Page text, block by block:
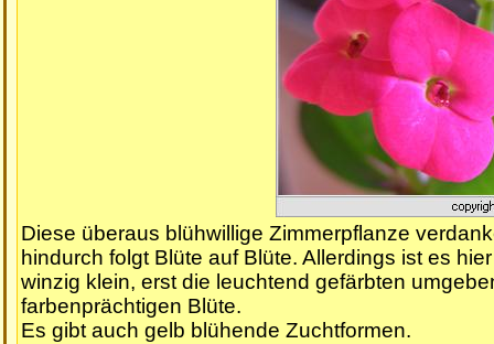
Diese überaus blühwillige Zimmerpflanze
hindurch folgt Blüte auf Blüte. Allerdings ist es
winzig klein, erst die leuchtend gefärbten
farbenprächtigen Blüte.
Es gibt auch gelb blühende Zuchtformen.